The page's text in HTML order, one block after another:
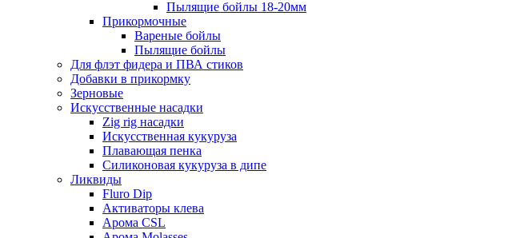
Пылящие бойлы 18-20мм
Прикормочные
Вареные бойлы
Пылящие бойлы
Для флэт фидера и ПВА стиков
Добавки в прикормку
Зерновые
Искусственные насадки
Zig rig насадки
Искусственная кукуруза
Плавающая пенка
Силиконовая кукуруза в дипе
Ликвиды
Fluro Dip
Активаторы клева
Арома CSL